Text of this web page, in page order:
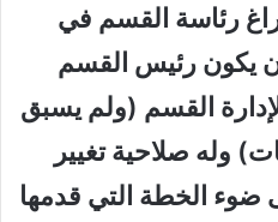
رئاسة القسم في
يكون رئيس القسم
القسم (ولم يسبق
وله صلاحية تغيير
ضوء الخطة التي قدمها